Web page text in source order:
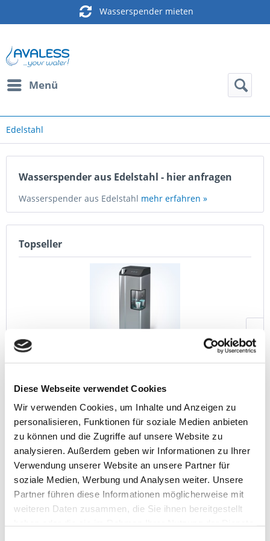
Diese Webseite verwendet Cookies
Wir verwenden Cookies, um Inhalte und Anzeigen zu
personalisieren, Funktionen für soziale Medien anbieten
zu können und die Zugriffe auf unsere Website zu
analysieren. Außerdem geben wir Informationen zu Ihrer
Verwendung unserer Website an unsere Partner für
soziale Medien, Werbung und Analysen weiter. Unsere
Partner führen diese Informationen möglicherweise mit
weiteren Daten zusammen, die Sie ihnen bereitgestellt
Wasserspender mieten
Menü
Edelstahl
Wasserspender aus Edelstahl - hier anfragen
Wasserspender aus Edelstahl mehr erfahren »
Topseller
Filtern